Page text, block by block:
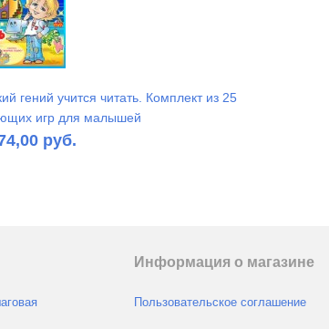
гений учится читать. Комплект из 25
игр для малышей
руб.
Информация о магазине
Пользовательское соглашение